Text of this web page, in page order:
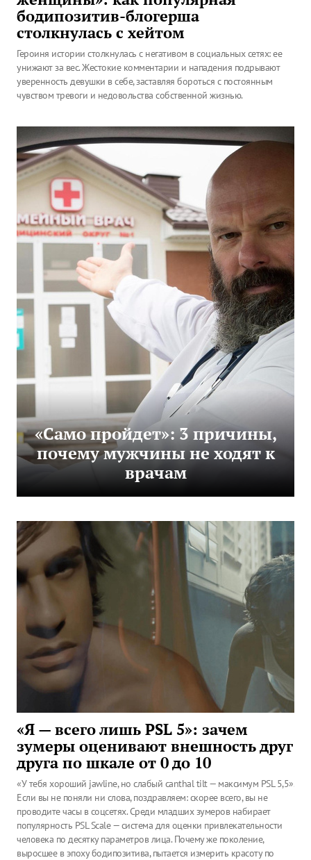
бодипозитив-блогерша
столкнулась с хейтом
Героиня истории столкнулась с негативом в социальных сетях: ее
унижают за вес. Жестокие комментарии и нападения подрывают
уверенность девушки в себе, заставляя бороться с постоянным
чувством тревоги и недовольства собственной жизнью.
«Само пройдет»: 3 причины,
почему мужчины не ходят к
врачам
«Я — всего лишь PSL 5»: зачем
зумеры оценивают внешность друг
друга по шкале от 0 до 10
«У тебя хороший jawline, но слабый canthal tilt — максимум PSL 5,5».
Если вы не поняли ни слова, поздравляем: скорее всего, вы не
проводите часы в соцсетях. Среди младших зумеров набирает
популярность PSL Scale — система для оценки привлекательности
человека по десятку параметров лица. Почему же поколение,
выросшее в эпоху бодипозитива, пытается измерить красоту по